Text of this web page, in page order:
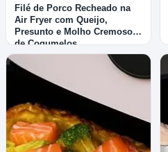
Filé de Porco Recheado na
Air Fryer com Queijo,
Presunto e Molho Cremoso
de Cogumelos